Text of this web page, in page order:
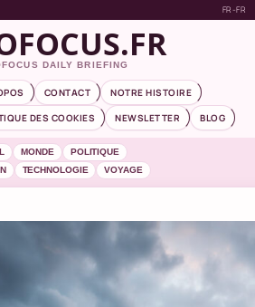
FR-FR
DAILY BRIEFING
CONTACT
NOTRE HISTOIRE
DES COOKIES NEWSLETTER BLOG
MONDE
POLITIQUE
TECHNOLOGIE VOYAGE